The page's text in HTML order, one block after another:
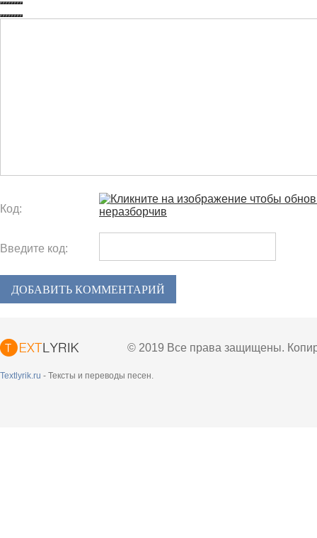
Код:
Введите код:
ДОБАВИТЬ КОММЕНТАРИЙ
© 2019 Все права защищены.
Textlyrik.ru - Тексты и переводы песен.